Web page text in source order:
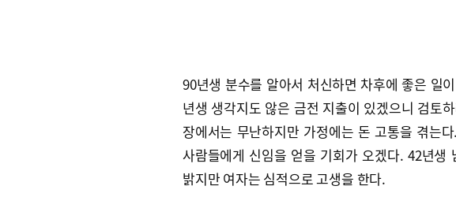
90년생 분수를 알아서 처신하면 차후에 좋은 일
년생 생각지도 않은 금전 지출이 있겠으니 검토
장에서는 무난하지만 가정에는 돈 고통을 겪는
사람들에게 신임을 얻을 기회가 오겠다. 42년생
밝지만 여자는 심적으로 고생을 한다.